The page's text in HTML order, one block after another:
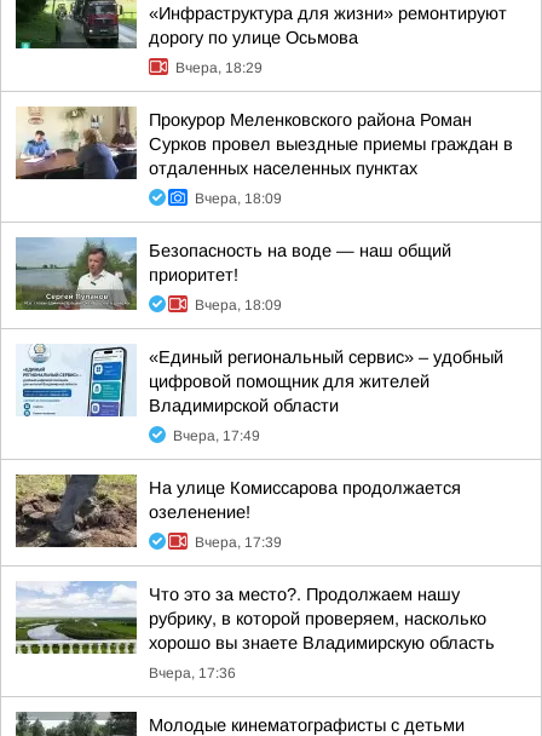
«Инфраструктура для жизни» ремонтируют
дорогу по улице Осьмова
Вчера, 18:29
Прокурор Меленковского района Роман
Сурков провел выездные приемы граждан в
отдаленных населенных пунктах
Вчера, 18:09
Безопасность на воде — наш общий
приоритет!
Вчера, 18:09
«Единый региональный сервис» – удобный
цифровой помощник для жителей
Владимирской области
Вчера, 17:49
На улице Комиссарова продолжается
озеленение!
Вчера, 17:39
Что это за место?. Продолжаем нашу
рубрику, в которой проверяем, насколько
хорошо вы знаете Владимирскую область
Вчера, 17:36
Молодые кинематографисты с детьми